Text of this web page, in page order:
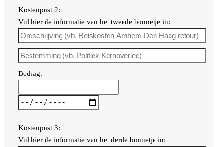
Kostenpost 2:
Vul hier de informatie van het tweede bonnetje in:
Bedrag:
Kostenpost 3:
Vul hier de informatie van het derde bonnetje in: